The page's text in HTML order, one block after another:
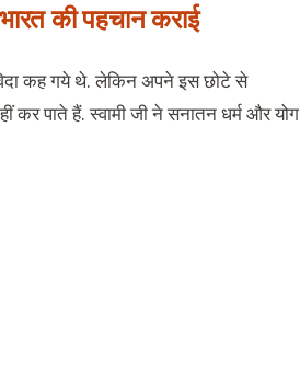
की पहचान कराई
कह गये थे. लेकिन अपने इस छोटे से
कर पाते हैं. स्वामी जी ने सनातन धर्म और योग